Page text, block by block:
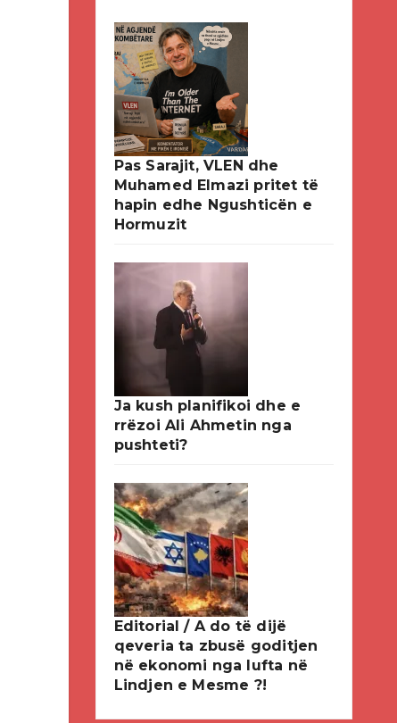
Pas Sarajit, VLEN dhe
Muhamed Elmazi pritet të
hapin edhe Ngushticën e
Hormuzit
Ja kush planifikoi dhe e
rrëzoi Ali Ahmetin nga
pushteti?
Editorial / A do të dijë
qeveria ta zbusë goditjen
në ekonomi nga lufta në
Lindjen e Mesme ?!